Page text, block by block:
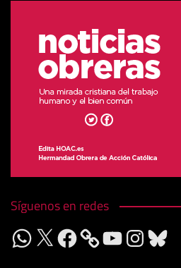
Síguenos en redes
WhatsApp
X Facebook YouTubeInstagram
Bluesky